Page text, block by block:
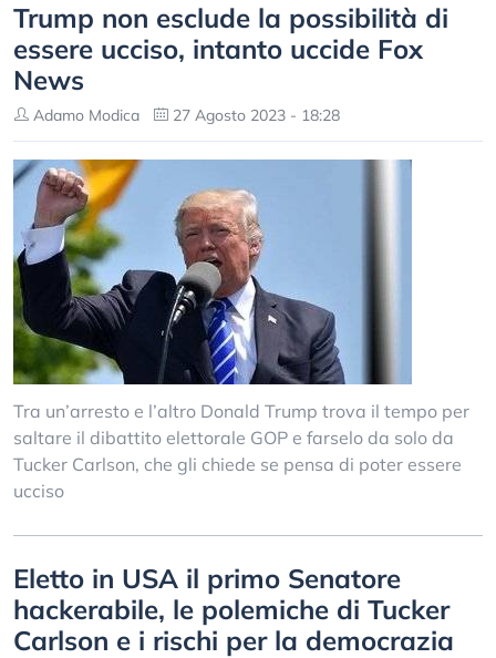
Trump non esclude la possibilità di
essere ucciso, intanto uccide Fox
News
Adamo Modica 27 Agosto 2023 - 18:28
Tra un’arresto e l’altro Donald Trump trova il tempo per
saltare il dibattito elettorale GOP e farselo da solo da
Tucker Carlson, che gli chiede se pensa di poter essere
ucciso
Eletto in USA il primo Senatore
hackerabile, le polemiche di Tucker
Carlson e i rischi per la democrazia